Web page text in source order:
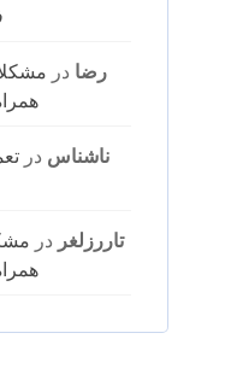
رضا در
ناشناس در
تاررزلغر در